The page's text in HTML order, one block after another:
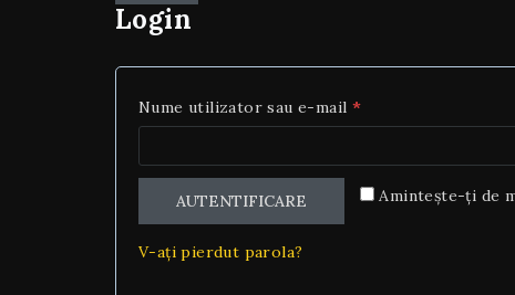
Login
Nume utilizator sau e-mail *
Amintește-ți de
AUTENTIFICARE
V-ați pierdut parola?